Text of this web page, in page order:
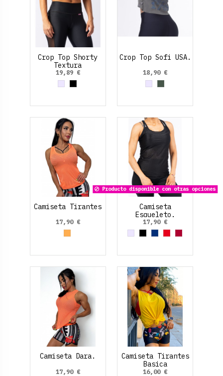
Crop Top Shorty
Textura
19,89 €
GrisNegro
Crop Top Sofi USA.
18,90 €
GrisVerde Oliva
Camiseta Tirantes
17,90 €
Naranja Claro
Producto disponible con otras opciones
Camiseta
Esqueleto.
17,90 €
GrisNegroAzul Marino
RojoRojo Rubí
Camiseta Dara.
17,90 €
Camiseta Tirantes
Basica
16,00 €